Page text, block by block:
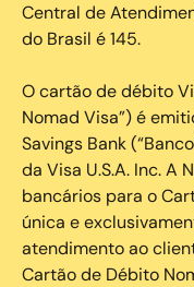
Central de
do Brasil é 145.
O cartão de débito
Nomad Visa”) é
Savings Bank
da Visa U.S.A. Inc. A
bancários para o
única e
atendimento ao
Cartão de Débito